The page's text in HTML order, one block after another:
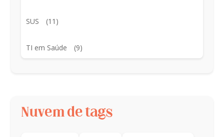
SUS (11)
TI em Saúde (9)
Nuvem de tags